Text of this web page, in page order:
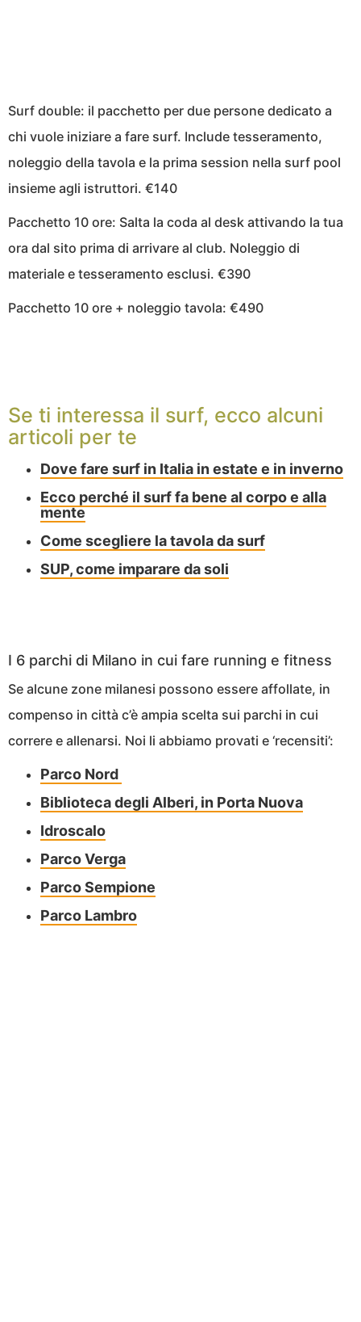
Surf double: il pacchetto per due persone dedicato a
chi vuole iniziare a fare surf. Include tesseramento,
noleggio della tavola e la prima session nella surf pool
insieme agli istruttori. €140
Pacchetto 10 ore: Salta la coda al desk attivando la tua
ora dal sito prima di arrivare al club. Noleggio di
materiale e tesseramento esclusi. €390
Pacchetto 10 ore + noleggio tavola: €490
Se ti interessa il surf, ecco alcuni
articoli per te
Dove fare surf in Italia in estate e in inverno
Ecco perché il surf fa bene al corpo e alla
mente
Come scegliere la tavola da surf
SUP, come imparare da soli
I 6 parchi di Milano in cui fare running e fitness
Se alcune zone milanesi possono essere affollate, in
compenso in città c’è ampia scelta sui parchi in cui
correre e allenarsi. Noi li abbiamo provati e ‘recensiti’:
Parco Nord
Biblioteca degli Alberi, in Porta Nuova
Idroscalo
Parco Verga
Parco Sempione
Parco Lambro